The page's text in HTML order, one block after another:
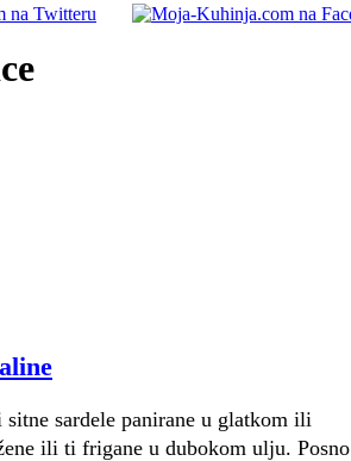
sardele panirane u glatkom ili
ili ti frigane u dubokom ulju. Posno